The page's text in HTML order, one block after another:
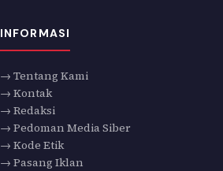
INFORMASI
→ Tentang Kami
→ Kontak
→ Redaksi
→ Pedoman Media Siber
→ Kode Etik
→ Pasang Iklan